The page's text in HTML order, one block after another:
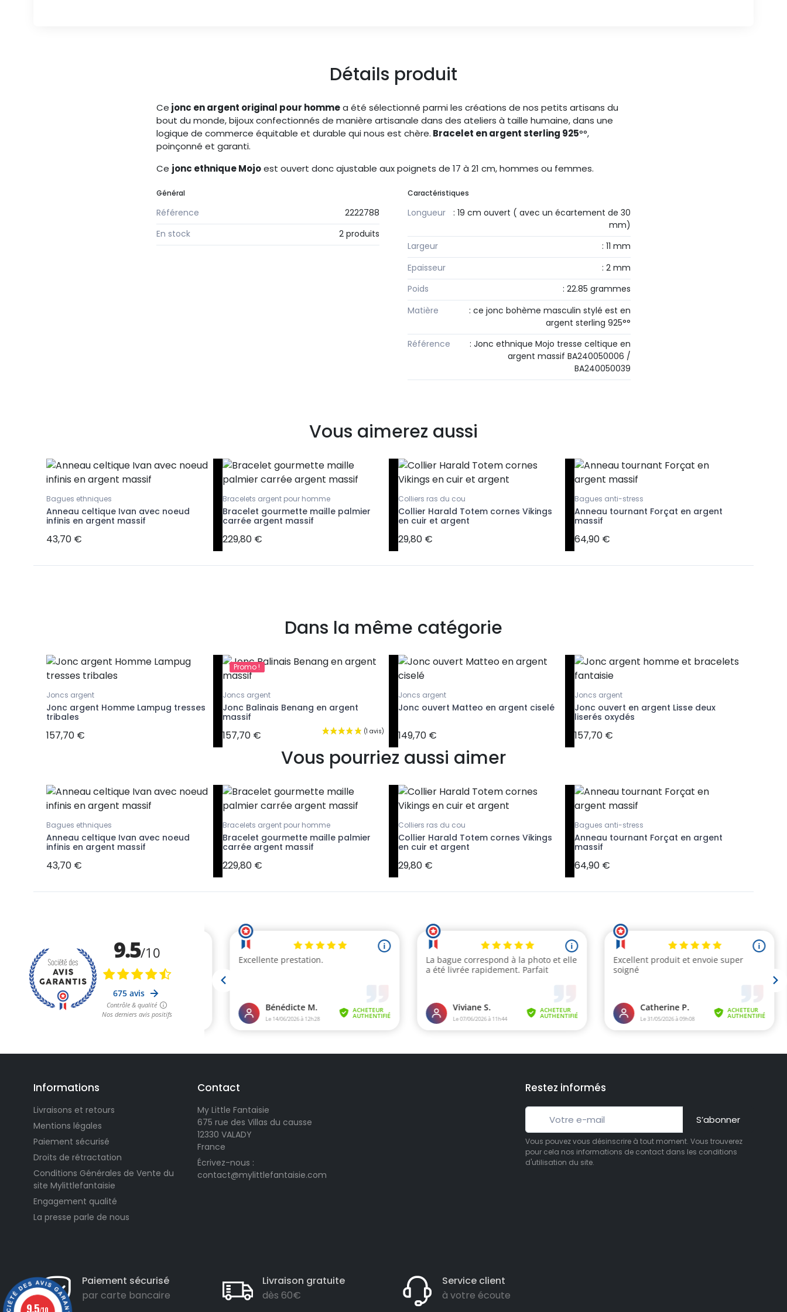
Détails produit
Ce jonc en argent original pour hommea été sélectionné parmi les créations de nos petits artisans du
bout du monde, bijoux confectionnés de manière artisanale dans des ateliers à taille humaine, dans une
logique de commerce équitable et durable qui nous est chère. Bracelet en argent sterling 925°°,
poinçonné et garanti.
Ce jonc ethnique Mojoest ouvert donc ajustable aux poignets de 17 à 21 cm, hommes ou femmes.
Général
Référence
2222788
En stock
2 produits
Caractéristiques
Longueur
: 19 cm ouvert ( avec un écartement de 30
mm)
Largeur
: 11 mm
Epaisseur
: 2 mm
Poids
: 22.85 grammes
Matière
: ce jonc bohème masculin stylé est en
argent sterling 925°°
Référence
: Jonc ethnique Mojo tresse celtique en
argent massif BA240050006 /
BA240050039
Vous aimerez aussi
Bagues ethniques
Anneau celtique Ivan avec noeud
infinis en argent massif
43,70 €
Bracelets argent pour homme
Bracelet gourmette maille palmier
carrée argent massif
229,80 €
Colliers ras du cou
Collier Harald Totem cornes Vikings
en cuir et argent
29,80 €
Bagues anti-stress
Anneau tournant Forçat en argent
massif
64,90 €
Dans la même catégorie
Joncs argent
Jonc argent Homme Lampug tresses
tribales
157,70 €
Promo !
Joncs argent
Jonc Balinais Benang en argent
massif
157,70 €
Joncs argent
Jonc ouvert Matteo en argent ciselé
149,70 €
Joncs argent
Jonc ouvert en argent Lisse deux
liserés oxydés
157,70 €
Vous pourriez aussi aimer
Bagues ethniques
Anneau celtique Ivan avec noeud
infinis en argent massif
43,70 €
Bracelets argent pour homme
Bracelet gourmette maille palmier
carrée argent massif
229,80 €
Colliers ras du cou
Collier Harald Totem cornes Vikings
en cuir et argent
29,80 €
Bagues anti-stress
Anneau tournant Forçat en argent
massif
64,90 €
Informations
Livraisons et retours
Mentions légales
Paiement sécurisé
Droits de rétractation
Conditions Générales de Vente du
site Mylittlefantaisie
Engagement qualité
La presse parle de nous
Contact
My Little Fantaisie
675 rue des Villas du causse
12330 VALADY
France
Écrivez-nous :
contact@mylittlefantaisie.com
Restez informés
S’abonner
Vous pouvez vous désinscrire à tout moment. Vous trouverez
pour cela nos informations de contact dans les conditions
d'utilisation du site.
Paiement sécurisé
par carte bancaire
Livraison gratuite
dès 60€
Service client
à votre écoute
9.5/10